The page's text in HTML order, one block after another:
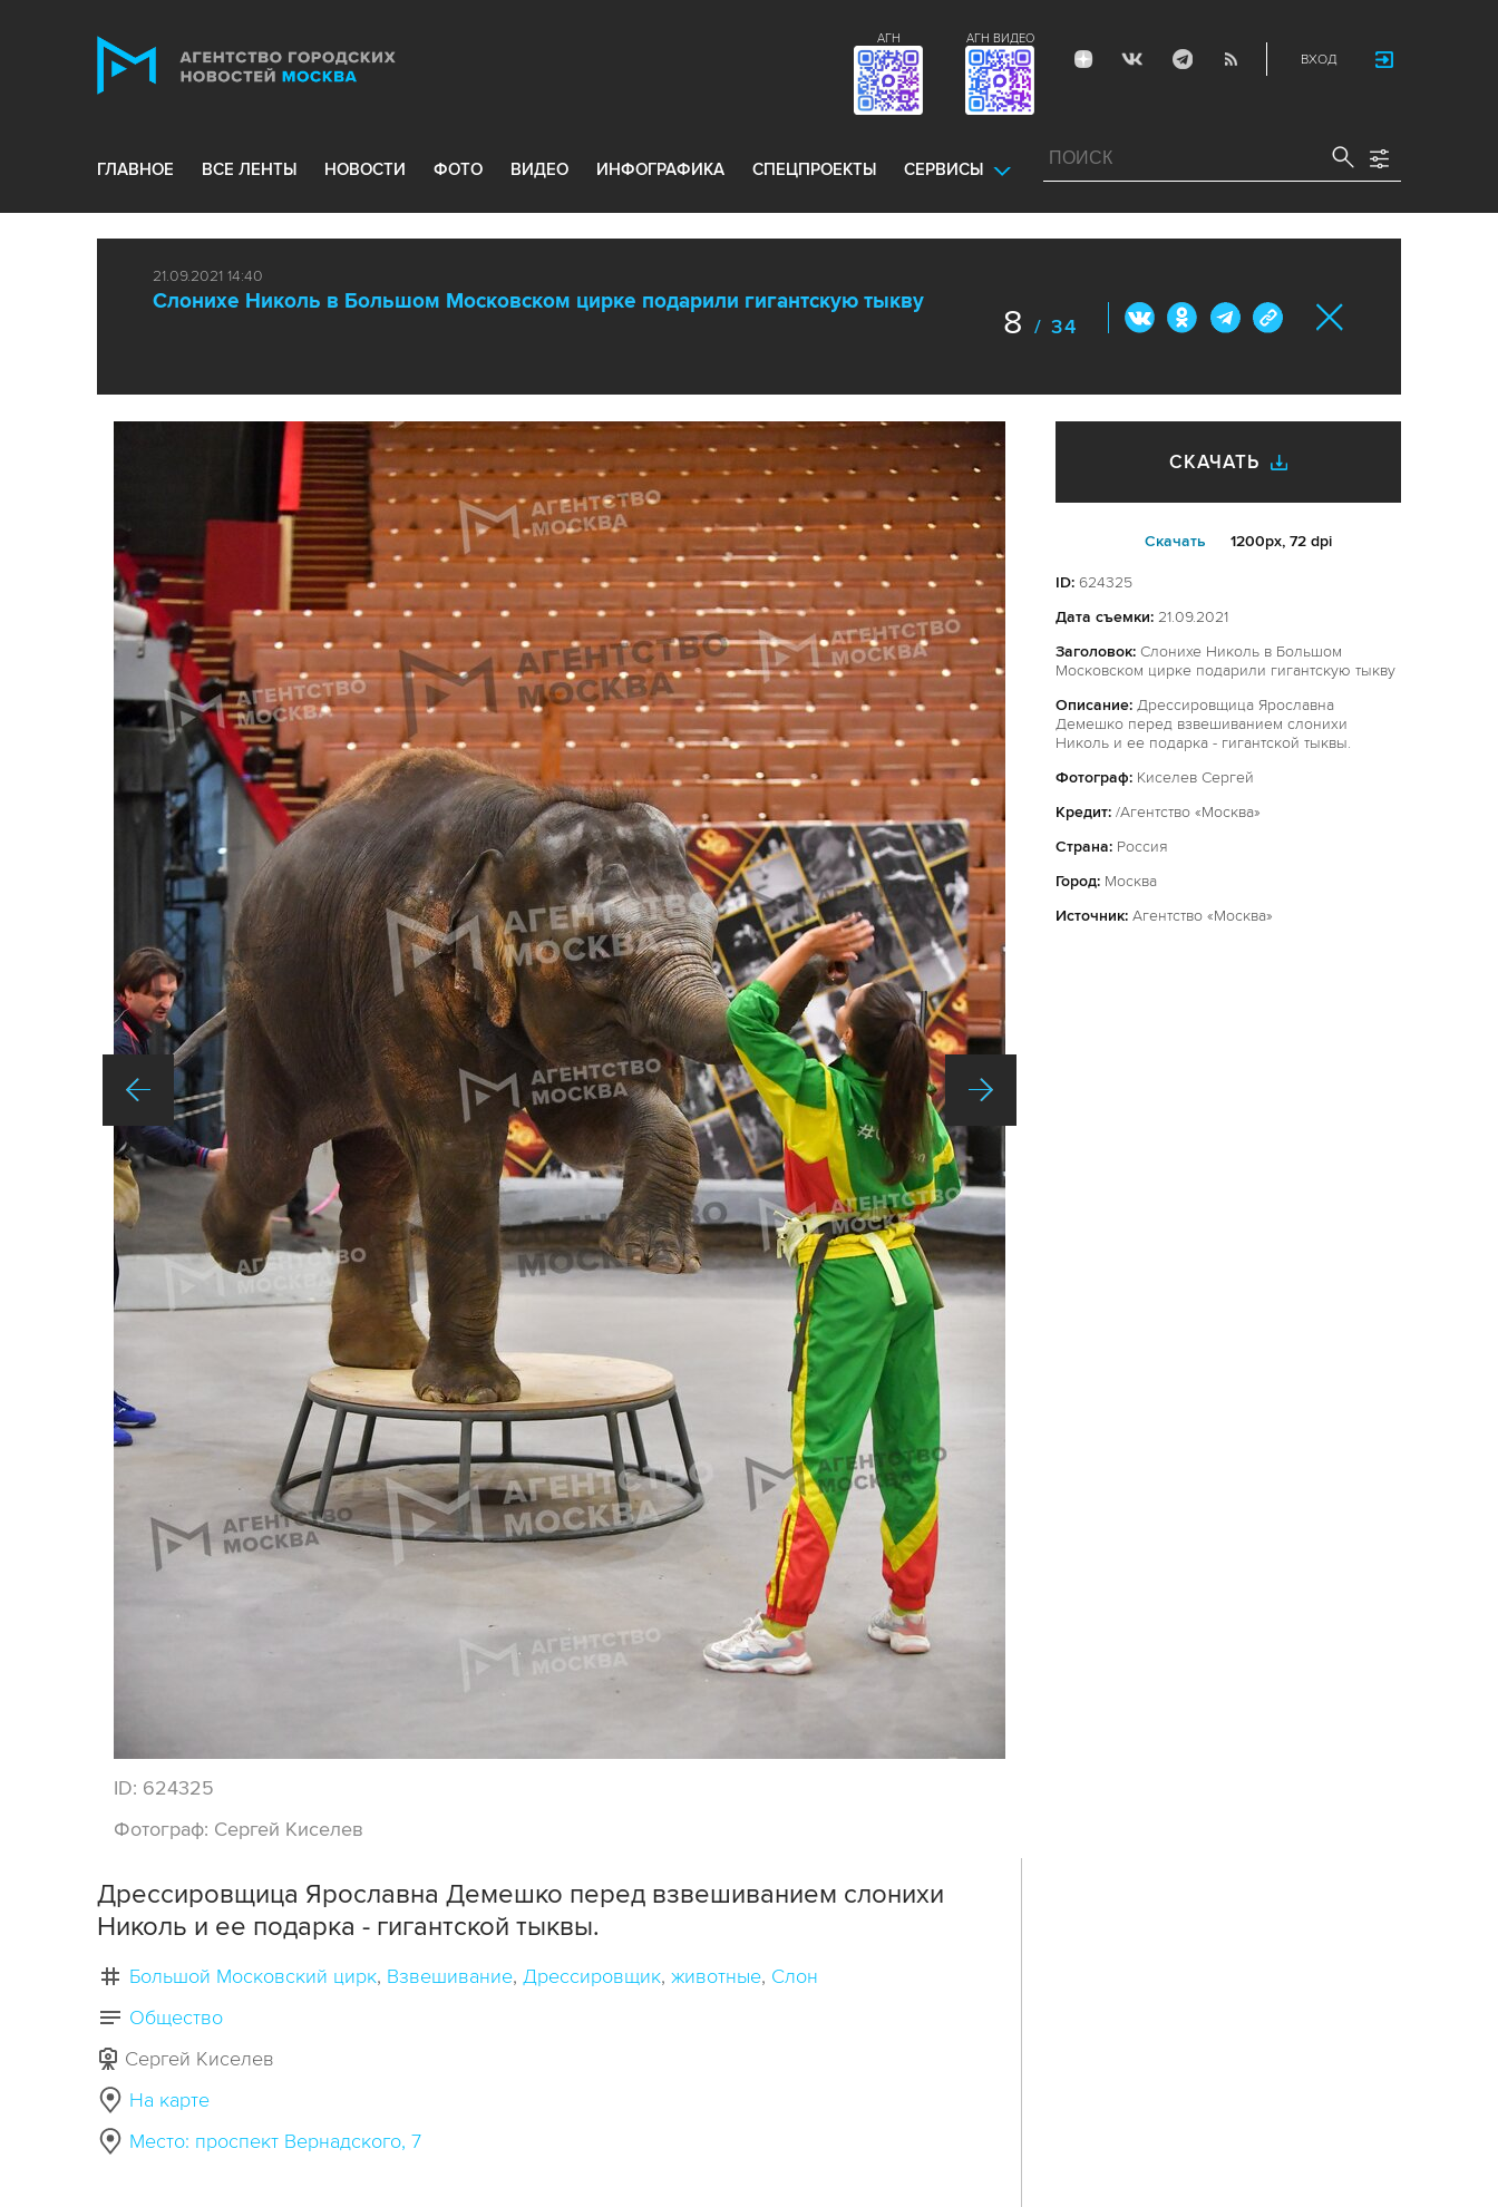
ВХОД
АГН ВИДЕО
АГН
ГЛАВНОЕ ВСЕ ЛЕНТЫ НОВОСТИ ФОТО ВИДЕО ИНФОГРАФИКА СПЕЦПРОЕКТЫ СЕРВИСЫ
21.09.2021 14:40
Слонихе Николь в Большом Московском цирке подарили гигантскую тыкву
8 / 34
ID: 624325
Фотограф: Сергей Киселев
СКАЧАТЬ
Cкачать 1200px, 72 dpi
ID: 624325
Дата съемки: 21.09.2021
Заголовок: Слонихе Николь в Большом
Московском цирке подарили гигантскую тыкву
Описание: Дрессировщица Ярославна
Демешко перед взвешиванием слонихи
Николь и ее подарка - гигантской тыквы.
Фотограф: Киселев Сергей
Кредит: /Агентство «Москва»
Страна: Россия
Город: Москва
Источник: Агентство «Москва»
Дрессировщица Ярославна Демешко перед взвешиванием слонихи
Николь и ее подарка - гигантской тыквы.
Большой Московский цирк Взвешивание Дрессировщик животные Слон
Общество
Сергей Киселев
На карте
Место: проспект Вернадского, 7